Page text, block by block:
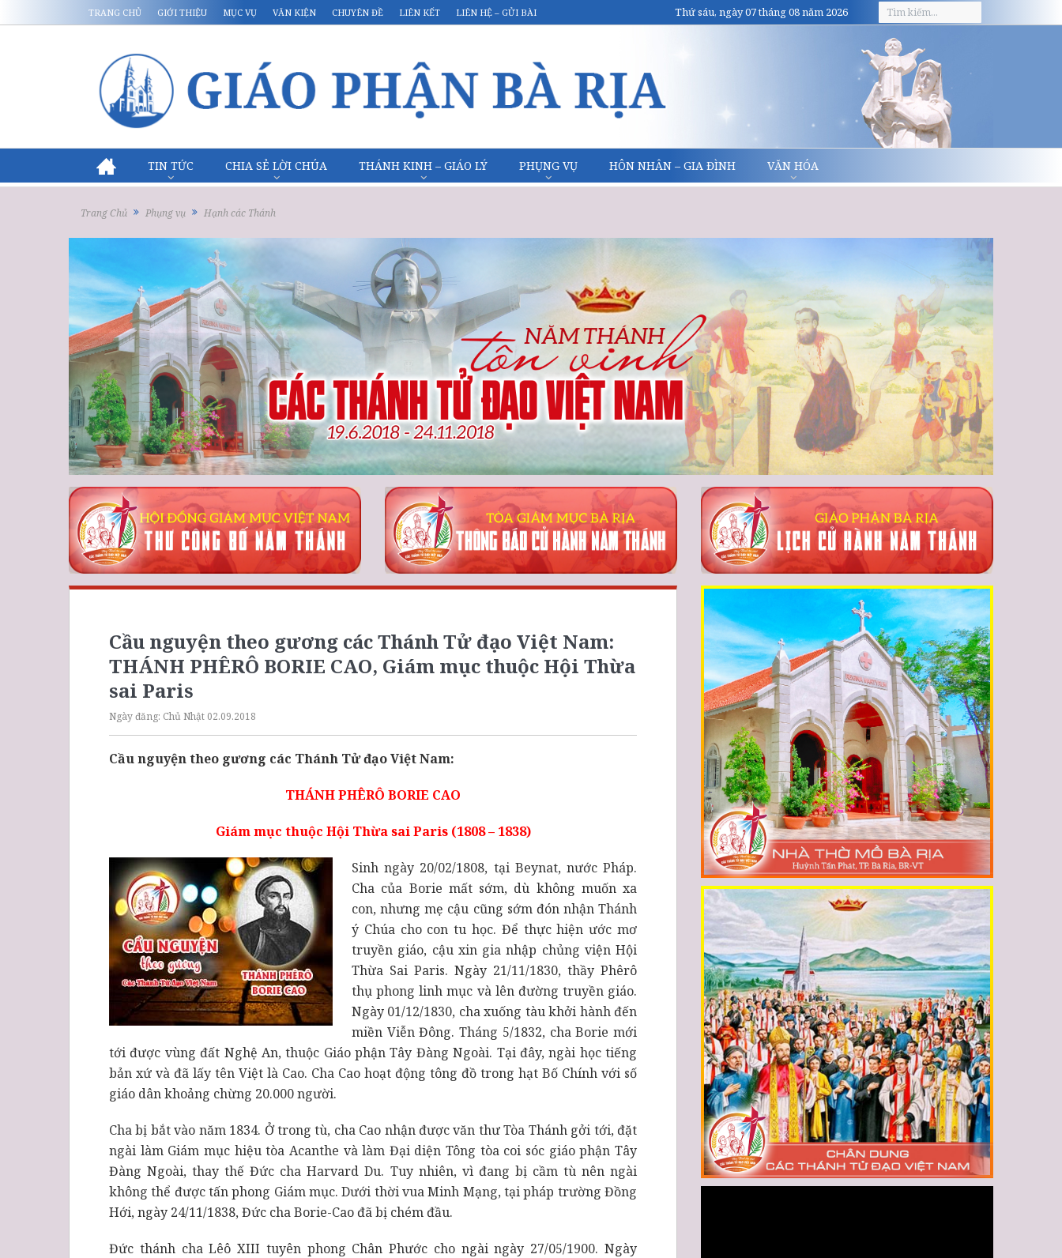
TRANG CHỦ GIỚI THIỆU MỤC VỤ VĂN KIỆN CHUYÊN ĐỀ LIÊN KẾT LIÊN HỆ – GỬI BÀI Thứ sáu, ngày 07 tháng 08 năm 2026
TIN TỨC CHIA SẺ LỜI CHÚA THÁNH KINH – GIÁO LÝ PHỤNG VỤ HÔN NHÂN – GIA ĐÌNH VĂN HÓA
Trang Chủ Phụng vụ Hạnh các Thánh
Cầu nguyện theo gương các Thánh Tử đạo Việt Nam:
THÁNH PHÊRÔ BORIE CAO, Giám mục thuộc Hội Thừa
sai Paris
Ngày đăng: Chủ Nhật 02.09.2018
Cầu nguyện theo gương các Thánh Tử đạo Việt Nam:
THÁNH PHÊRÔ BORIE CAO
Giám mục thuộc Hội Thừa sai Paris (1808 – 1838)
Sinh ngày 20/02/1808, tại Beynat, nước Pháp.
Cha của Borie mất sớm, dù không muốn xa
con, nhưng mẹ cậu cũng sớm đón nhận Thánh
ý Chúa cho con tu học. Để thực hiện ước mơ
truyền giáo, cậu xin gia nhập chủng viện Hội
Thừa Sai Paris. Ngày 21/11/1830, thầy Phêrô
thụ phong linh mục và lên đường truyền giáo.
Ngày 01/12/1830, cha xuống tàu khởi hành đến
miền Viễn Đông. Tháng 5/1832, cha Borie mới
tới được vùng đất Nghệ An, thuộc Giáo phận Tây Đàng Ngoài. Tại đây, ngài học tiếng
bản xứ và đã lấy tên Việt là Cao. Cha Cao hoạt động tông đồ trong hạt Bố Chính với số
giáo dân khoảng chừng 20.000 người.
Cha bị bắt vào năm 1834. Ở trong tù, cha Cao nhận được văn thư Tòa Thánh gởi tới, đặt
ngài làm Giám mục hiệu tòa Acanthe và làm Đại diện Tông tòa coi sóc giáo phận Tây
Đàng Ngoài, thay thế Đức cha Harvard Du. Tuy nhiên, vì đang bị cầm tù nên ngài
không thể được tấn phong Giám mục. Dưới thời vua Minh Mạng, tại pháp trường Đồng
Hới, ngày 24/11/1838, Đức cha Borie-Cao đã bị chém đầu.
Đức thánh cha Lêô XIII tuyên phong Chân Phước cho ngài ngày 27/05/1900. Ngày